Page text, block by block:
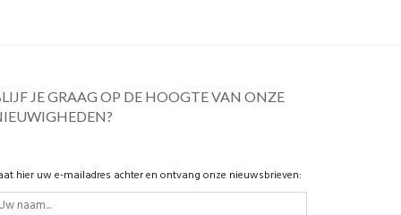
JE GRAAG OP DE HOOGTE VAN ONZE
hier uw e-mailadres achter en ontvang onze nieuwsbrieven: